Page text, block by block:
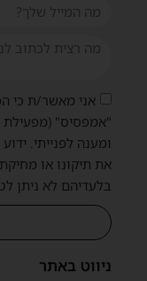
ניווט באתר
אני מאשר/ת כי
"אמפסיס" (מפעילת
ומענה לפנייתי.
את תיקונו או
בלעדיהם לא ניתן